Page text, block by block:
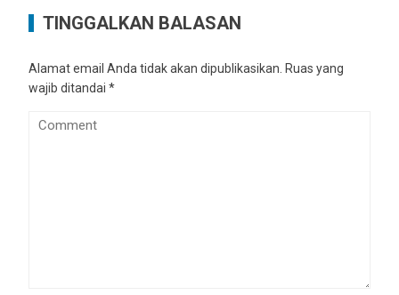
TINGGALKAN BALASAN
Alamat email Anda tidak akan dipublikasikan. Ruas yang
wajib ditandai*